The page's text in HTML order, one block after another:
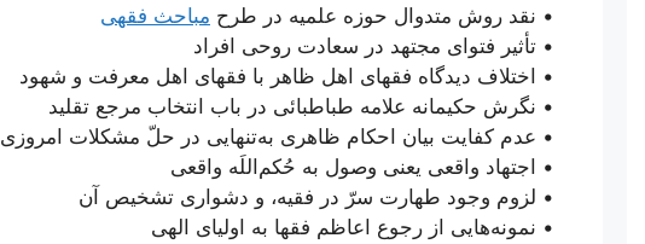
• نقد روش متدوال حوزه علمیه در طرح مباحث فقهی
• تأثیر فتوای مجتهد در سعادت روحی افراد
• اختلاف دیدگاه فقهای اهل ظاهر با فقهای اهل معرفت و شهود
• نگرش حکیمانه علامه طباطبائی در باب انتخاب مرجع تقلید
• عدم کفایت بیان احکام ظاهری به‌تنهایی در حلّ مشکلات امروزی
• اجتهاد واقعی یعنی وصول به حُکم‌اللَه واقعی
• لزوم وجود طهارت سرّ در فقیه،‌ و دشواری تشخیص آن
• نمونه‌هایی از رجوع اعاظم فقها به اولیای الهی